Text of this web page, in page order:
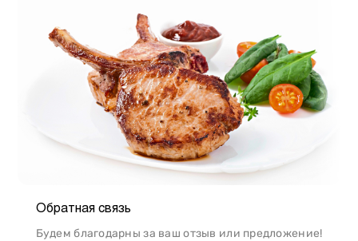
Обратная связь
Будем благодарны за ваш отзыв или предложение!